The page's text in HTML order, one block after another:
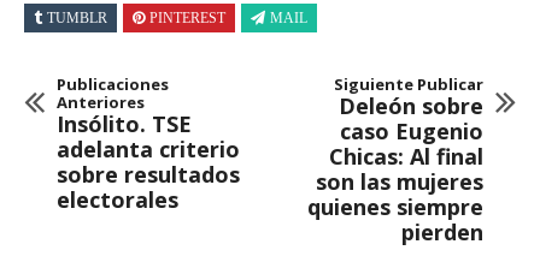
TUMBLR PINTEREST MAIL
Publicaciones
Anteriores
Insólito. TSE
adelanta criterio
sobre resultados
electorales
Siguiente Publicar
Deleón sobre
caso Eugenio
Chicas: Al final
son las mujeres
quienes siempre
pierden